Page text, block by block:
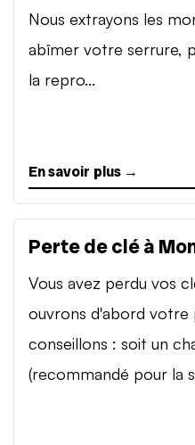
Nous extrayons les
abîmer votre serrure,
la repro...
En savoir plus →
Perte de clé à
Vous avez perdu vos
ouvrons d'abord votre
conseillons : soit un
(recommandé pour la